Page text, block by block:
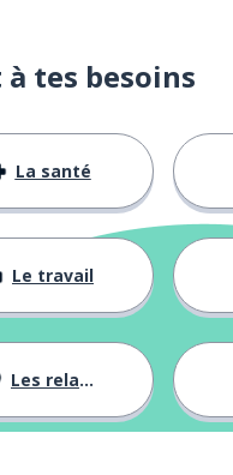
tes besoins
La santé
Le travail
Les relations